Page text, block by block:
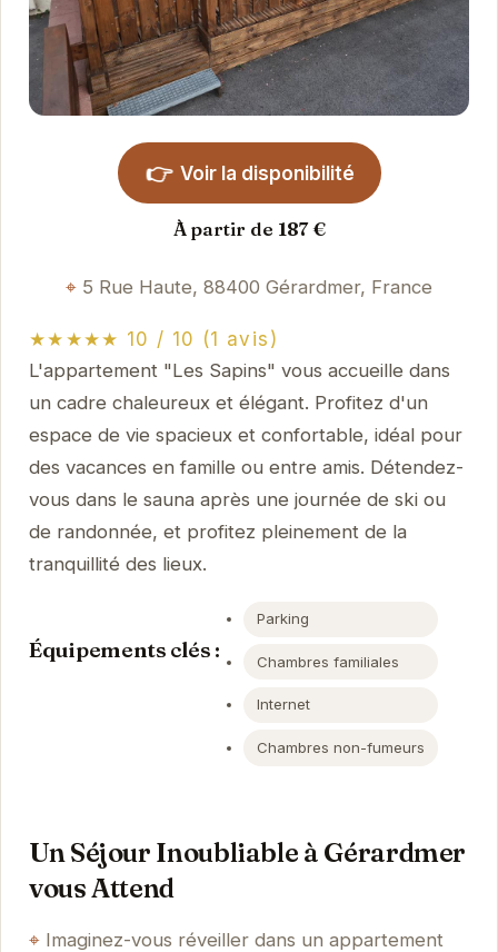
👉 Voir la disponibilité
À partir de 187 €
5 Rue Haute, 88400 Gérardmer, France
★★★★★ 10 / 10 (1 avis)
L'appartement "Les Sapins" vous accueille dans
un cadre chaleureux et élégant. Profitez d'un
espace de vie spacieux et confortable, idéal pour
des vacances en famille ou entre amis. Détendez-
vous dans le sauna après une journée de ski ou
de randonnée, et profitez pleinement de la
tranquillité des lieux.
Équipements clés :
Parking
Chambres familiales
Internet
Chambres non-fumeurs
Un Séjour Inoubliable à Gérardmer
vous Attend
Imaginez-vous réveiller dans un appartement